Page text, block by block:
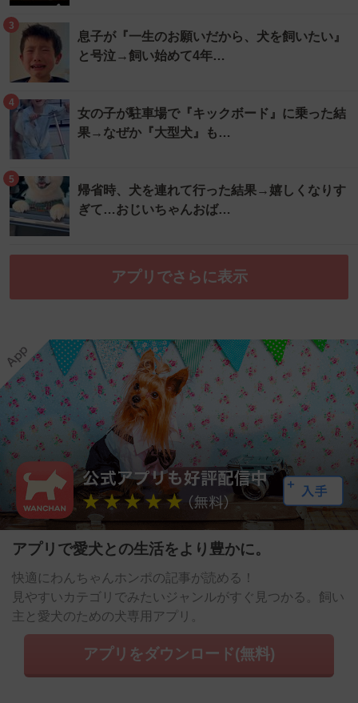
3
息子が『一生のお願いだから、犬を飼いたい』
と号泣→飼い始めて4年…
4
女の子が駐車場で『キックボード』に乗った結
果→なぜか『大型犬』も…
5
帰省時、犬を連れて行った結果→嬉しくなりす
ぎて…おじいちゃんおば…
アプリでさらに表示
アプリで愛犬との生活をより豊かに。
快適にわんちゃんホンポの記事が読める！
見やすいカテゴリでみたいジャンルがすぐ見つかる。飼い
主と愛犬のための犬専用アプリ。
アプリをダウンロード(無料)